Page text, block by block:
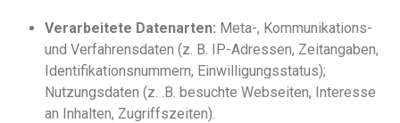
Verarbeitete Datenarten: Meta-, Kommunikations-
und Verfahrensdaten (z. B. IP-Adressen, Zeitangaben,
Identifikationsnummern, Einwilligungsstatus);
Nutzungsdaten (z. .B. besuchte Webseiten, Interesse
an Inhalten, Zugriffszeiten).